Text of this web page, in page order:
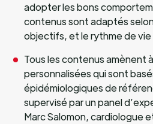
adopter les bons
contenus sont adaptés
objectifs, et le rythme de vie
Tous les contenus amènent
personnalisées qui sont
épidémiologiques de
supervisé par un panel
Marc Salomon, cardiologue